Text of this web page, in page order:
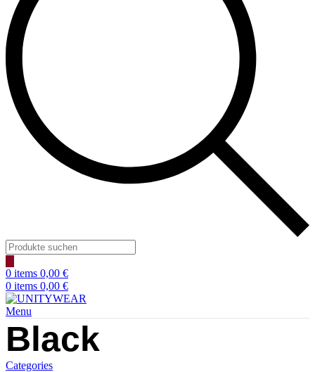
Products
search
0 items 0,00 €
0 items 0,00 €
Menu
Black
Categories